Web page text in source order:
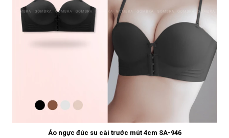
Áo ngực đúc su cài trước mút 4cm SA-946